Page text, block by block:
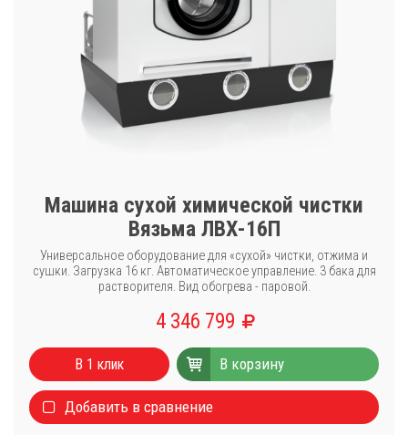
Машина сухой химической чистки
Вязьма ЛВХ-16П
Универсальное оборудование для «сухой» чистки, отжима и
сушки. Загрузка 16 кг. Автоматическое управление. 3 бака для
растворителя. Вид обогрева - паровой.
4 346 799
В 1 клик В корзину
Добавить в сравнение